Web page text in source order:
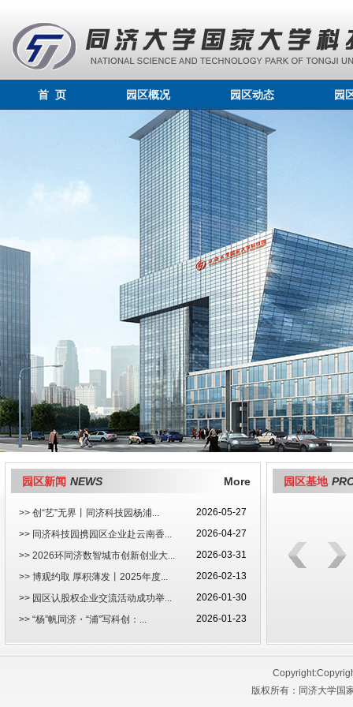
首 页 园区概况 园区动态 园
园区新闻 NEWS More
>> 创“艺”无界丨同济科技园杨浦...
2026-05-27
>> 同济科技园携园区企业赴云南香...
2026-04-27
>> 2026环同济数智城市创新创业大...
2026-03-31
>> 博观约取 厚积薄发丨2025年度...
2026-02-13
>> 园区认股权企业交流活动成功举...
2026-01-30
>> “杨”帆同济・“浦”写科创：...
2026-01-23
园区基地
版权所有：同济大学国